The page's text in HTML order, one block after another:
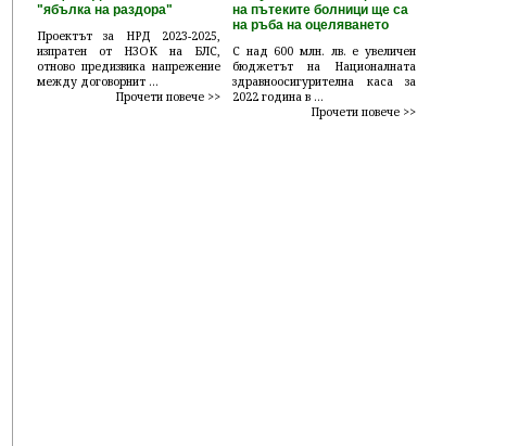
"ябълка на раздора"
Проектът за НРД 2023-2025,
изпратен от НЗОК на БЛС,
отново предизвика напрежение
между договорнит ...
Прочети повече >>
на пътеките болници ще са
на ръба на оцеляването
С над 600 млн. лв. е увеличен
бюджетът на Националната
здравноосигурителна каса за
2022 година в ...
Прочети повече >>